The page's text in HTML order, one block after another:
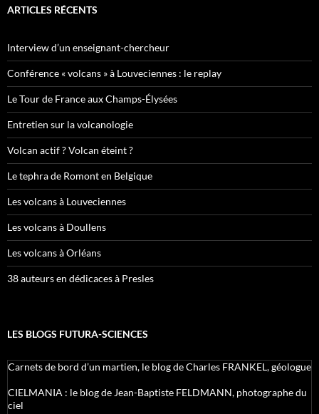
ARTICLES RÉCENTS
Interview d’un enseignant-chercheur
Conférence « volcans » à Louveciennes : le replay
Le Tour de France aux Champs-Élysées
Entretien sur la volcanologie
Volcan actif ? Volcan éteint ?
Le tephra de Romont en Belgique
Les volcans à Louveciennes
Les volcans à Doullens
Les volcans à Orléans
38 auteurs en dédicaces à Presles
LES BLOGS FUTURA-SCIENCES
Carnets de bord d’un martien, le blog de Charles FRANKEL, géologue
CIELMANIA : le blog de Jean-Baptiste FELDMANN, photographe du
ciel